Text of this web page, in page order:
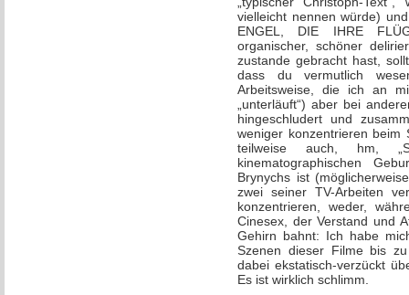
vielleicht nennen würde)
ENGEL, DIE IHRE
organischer, schöner
zustande gebracht hast,
dass du vermutlich
Arbeitsweise, die ich an
„unterläuft“) aber bei
hingeschludert und
weniger konzentrieren beim
teilweise auch, hm,
kinematographischen
Brynychs ist
zwei seiner TV-Arbeiten
konzentrieren, weder,
Cinesex, der Verstand und
Gehirn bahnt: Ich habe
Szenen dieser Filme bis
dabei ekstatisch-verzückt
Es ist wirklich schlimm.